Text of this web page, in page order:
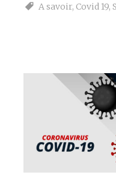
A savoir, Covid 19,